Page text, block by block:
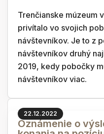
Trenčianske múzeum
privítalo vo svojich
návštevníkov. Je to z
návštevníkov druhý
2019, kedy pobočky
návštevníkov viac.
22.12.2022
Oznámenie o